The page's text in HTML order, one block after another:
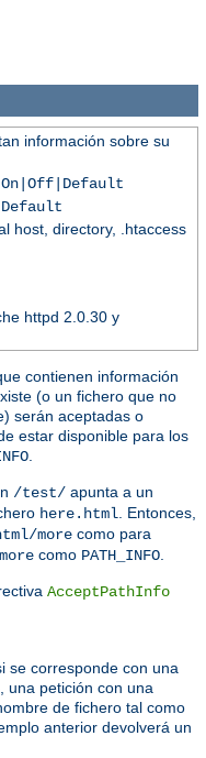
información sobre su
host, directory, .htaccess
httpd 2.0.30 y
contienen información
(o un fichero que no
serán aceptadas o
estar disponible para los
/test/ apunta a un
here.html . Entonces,
more como para
como PATH_INFO
AcceptPathInfo
se corresponde con una
una petición con una
de fichero tal como
anterior devolverá un